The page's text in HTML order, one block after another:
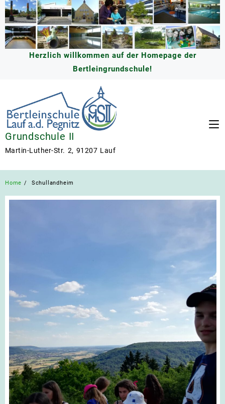
Skip
content
Herzlich willkommen auf der Homepage der
Bertleingrundschule!
Grundschule II
Martin-Luther-Str. 2, 91207 Lauf
Home Schullandheim